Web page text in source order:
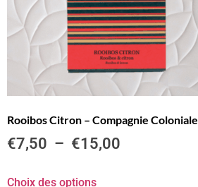
Rooibos Citron – Compagnie Coloniale
€7,50 – €15,00
Choix des options